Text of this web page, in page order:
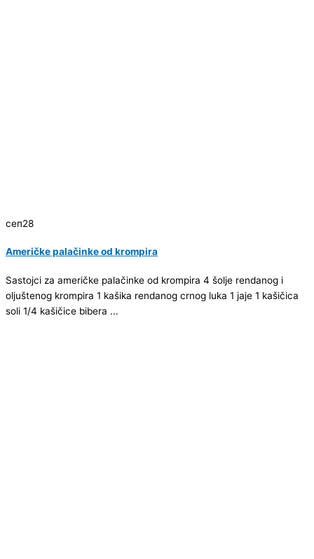
сеп28
Američke palačinke od krompira
Sastojci za američke palačinke od krompira 4 šolje rendanog i
oljuštenog krompira 1 kašika rendanog crnog luka 1 jaje 1 kašičica
soli 1/4 kašičice bibera ...